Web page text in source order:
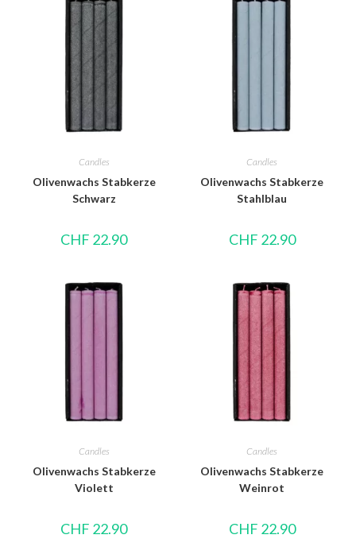
Candles
Olivenwachs Stabkerze
Schwarz
CHF 22.90
Candles
Olivenwachs Stabkerze
Stahlblau
CHF 22.90
Candles
Olivenwachs Stabkerze
Violett
CHF 22.90
Candles
Olivenwachs Stabkerze
Weinrot
CHF 22.90